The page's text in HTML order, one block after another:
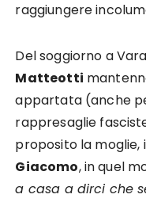
raggiungere
Del soggiorno a
Matteotti
appartata (anche
rappresaglie
proposito la moglie,
Giacomo, in quel
a casa a dirci che